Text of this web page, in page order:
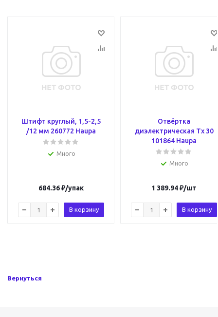
Штифт круглый, 1,5-2,5
/12 мм 260772 Haupa
Много
684.36₽/упак
В корзину
Отвёртка
диэлектрическая Tx 30
101864 Haupa
Много
1 389.94₽/шт
В корзину
Вернуться